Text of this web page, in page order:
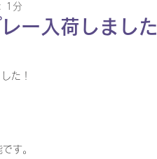
シュ
ー入荷しました
1分
た！
す。